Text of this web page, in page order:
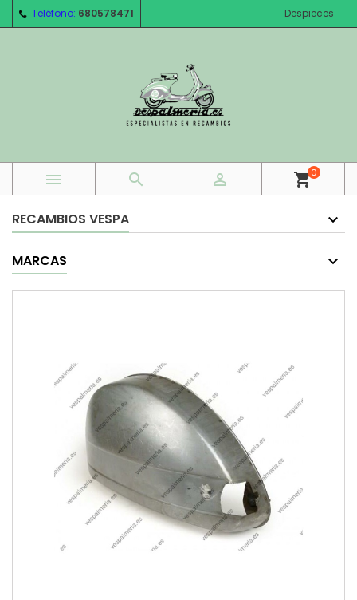
Teléfono: 680578471 Despieces
   shopping_cart0
RECAMBIOS VESPA
MARCAS